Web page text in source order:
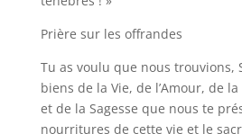
Prière sur les offrandes
Tu as voulu que nous trouvions,
biens de la Vie, de l’Amour, de
et de la Sagesse que nous te
nourritures de cette vie et le